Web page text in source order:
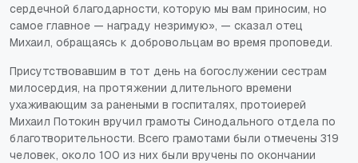
сердечной благодарности, которую мы вам приносим, но
самое главное — награду незримую», — сказал отец
Михаил, обращаясь к добровольцам во время проповеди.
Присутствовавшим в тот день на богослужении сестрам
милосердия, на протяжении длительного времени
ухаживающим за ранеными в госпиталях, протоиерей
Михаил Потокин вручил грамоты Синодального отдела по
благотворительности. Всего грамотами были отмечены 319
человек, около 100 из них были вручены по окончании